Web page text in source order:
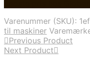
Varenummer (SKU):
til maskiner
Previous Product
Next Product